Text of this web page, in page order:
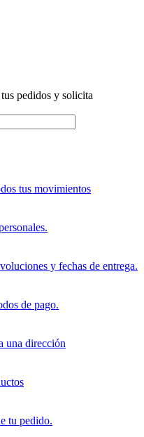
pedidos y solicita
tus movimientos
y fechas de entrega.
de pago.
una dirección
tu pedido.